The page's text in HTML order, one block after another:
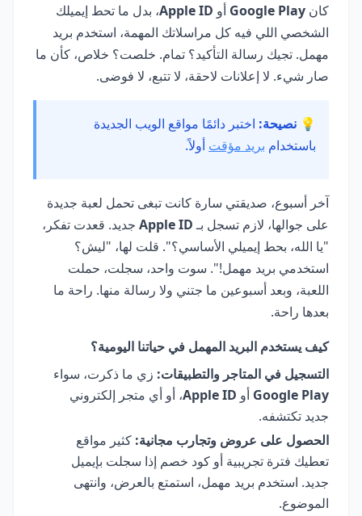
كان Google Play أو Apple ID، بدل ما تحط إيميلك
الشخصي اللي فيه كل مراسلاتك المهمة، استخدم بريد
مهمل. تجيك رسالة التأكيد؟ تمام. خلصت؟ خلاص، كأن ما
صار شيء. لا إعلانات لاحقة، لا تتبع، لا فوضى.
💡 نصيحة: اختبر دائمًا مواقع الويب الجديدة
باستخدام بريد مؤقت أولاً.
آخر أسبوع، صديقتي سارة كانت تبغى تحمل لعبة جديدة
على جوالها، لازم تسجل بـApple ID جديد. قعدت تفكر،
"يا الله، بحط إيميلي الأساسي؟". قلت لها، "ليش؟
استخدمي بريد مهمل!". سوت واحد، سجلت، حملت
اللعبة، وبعد أسبوعين ما جتني ولا رسالة منها. راحة ما
بعدها راحة.
كيف يستخدم البريد المهمل في حياتنا اليومية؟
التسجيل في المتاجر والتطبيقات: زي ما ذكرت، سواء
Google Play أو Apple ID، أو أي متجر إلكتروني
جديد تكتشفه.
الحصول على عروض وتجارب مجانية: كثير مواقع
تعطيك فترة تجريبية أو كود خصم إذا سجلت بإيميل
جديد. استخدم بريد مهمل، استمتع بالعرض، وانتهى
الموضوع.